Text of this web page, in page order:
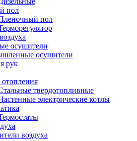
пол
пол
осушители
осушители
рук
твердотопливные
электрические котлы
воздуха